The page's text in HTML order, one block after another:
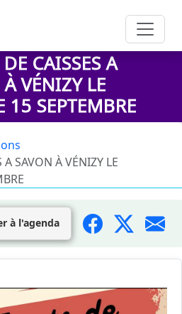
CAISSES A
VÉNIZY LE
15 SEPTEMBRE
A SAVON À VÉNIZY LE
à l'agenda